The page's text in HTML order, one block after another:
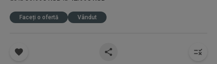
Faceți o ofertă Vândut